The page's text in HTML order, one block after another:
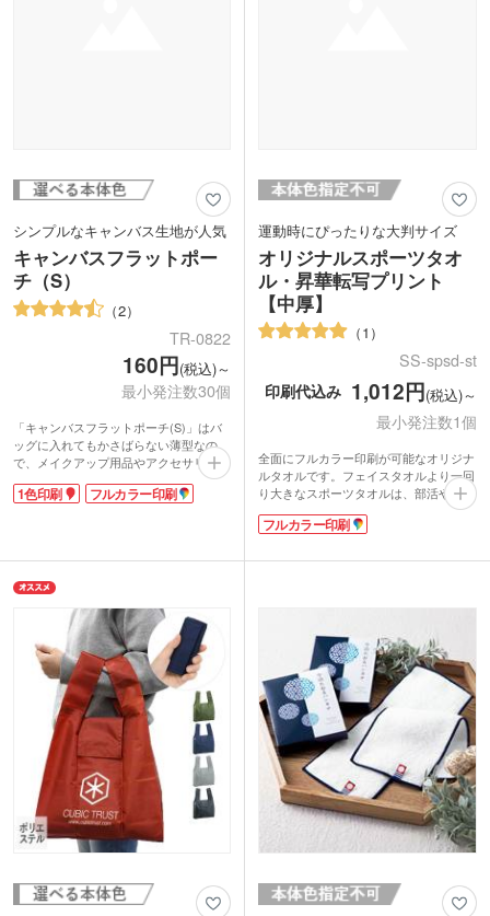
シンプルなキャンバス生地が人気
キャンバスフラットポー
チ（S）
2
TR-0822
160円(税込)～
最小発注数30個
「キャンバスフラットポーチ(S)」はバ
ッグに入れてもかさばらない薄型なの
で、メイクアップ用品やアクセサリー、
ステーショナリーなどの持ち運びに便
利。
イズ大きいMサイズもございますので用
途に合わせてお選びください。
1色印刷 フルカラー印刷
運動時にぴったりな大判サイズ
オリジナルスポーツタオ
ル・昇華転写プリント
【中厚】
1
SS-spsd-st
印刷代込み 1,012円(税込)～
最小発注数1個
全面にフルカラー印刷が可能なオリジナ
ルタオルです。フェイスタオルより一回
り大きなスポーツタオルは、部活やトレ
ーニングの汗拭きタオルにぴったり。肩
に掛けて日焼けや防寒対策のアイテムと
ントのオリジナルグッズにもおすすめで
るコットン素材を使用しています。表示
価格は印刷代こみの安心価格！1色もフ
ルカラーも同じ価格でご対応。1個から
ご注文いただけます。
フルカラー印刷